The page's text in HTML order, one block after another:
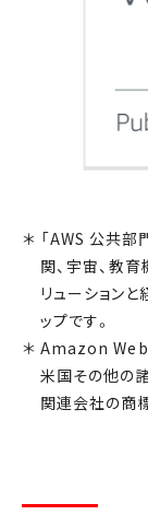
「AWS 公共部
関、宇宙、教
リューション
ップです。
Amazon Web
米国その他の
関連会社の商